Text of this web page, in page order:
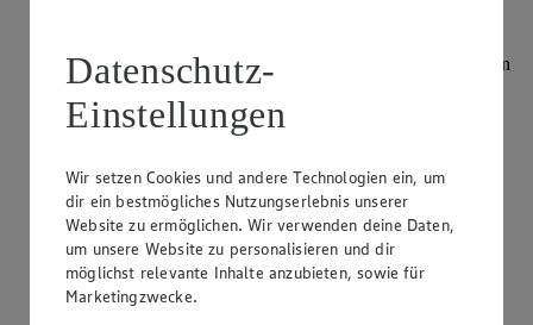
Salzwasser etwa 15 bis 20 Minuten lang. Im Ofen benötigen
sie rund 30 bis 40 Minuten. Geschmacklich erinnern sie an
Nüsse und Spargel. Schwarzwurzeln benötigen allerdings
eine sorgfältige Vorberei…
weiterlesen
Minze trocknen: Worauf muss ich dabei
achten?
Kategorie:Kochen
Datenschutz-
Einstellungen
Wir setzen Cookies und andere Technologien ein, um
dir ein bestmögliches Nutzungserlebnis unserer
Website zu ermöglichen. Wir verwenden deine Daten,
um unsere Website zu personalisieren und dir
möglichst relevante Inhalte anzubieten, sowie für
Marketingzwecke.